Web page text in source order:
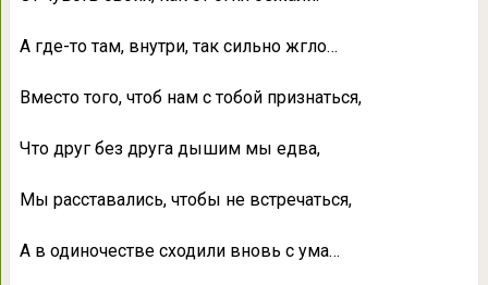
А где-то там, внутри, так сильно жгло…
Вместо того, чтоб нам с тобой признаться,
Что друг без друга дышим мы едва,
Мы расставались, чтобы не встречаться,
А в одиночестве сходили вновь с ума…